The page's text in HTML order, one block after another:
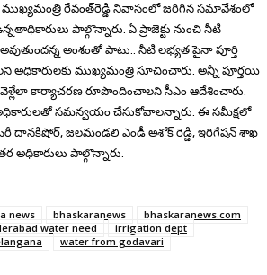
ముఖ్యమంత్రి రేవంత్‌రెడ్డి నివాసంలో జరిగిన సమావేశంలో
పాల్గొన్నారు. ఏ ప్రాజెక్టు నుంచి నీటి
అంశంతో పాటు.. నీటి లభ్యత పైనా పూర్తి
ముఖ్యమంత్రి సూచించారు. అన్నీ పూర్తయి
వెళ్లేలా కార్యాచరణ రూపొందించాలని సీఎం ఆదేశించారు.
సమన్వయం చేసుకోవాలన్నారు. ఈ సమీక్షలో
దానకిషోర్, జలమండలి ఎండీ అశోక్ రెడ్డి, ఇరిగేషన్ శాఖ
అధికారులు పాల్గొన్నారు.
news bhaskaranews
bhaskaranews.com
water need
irrigation dept
water from godavari